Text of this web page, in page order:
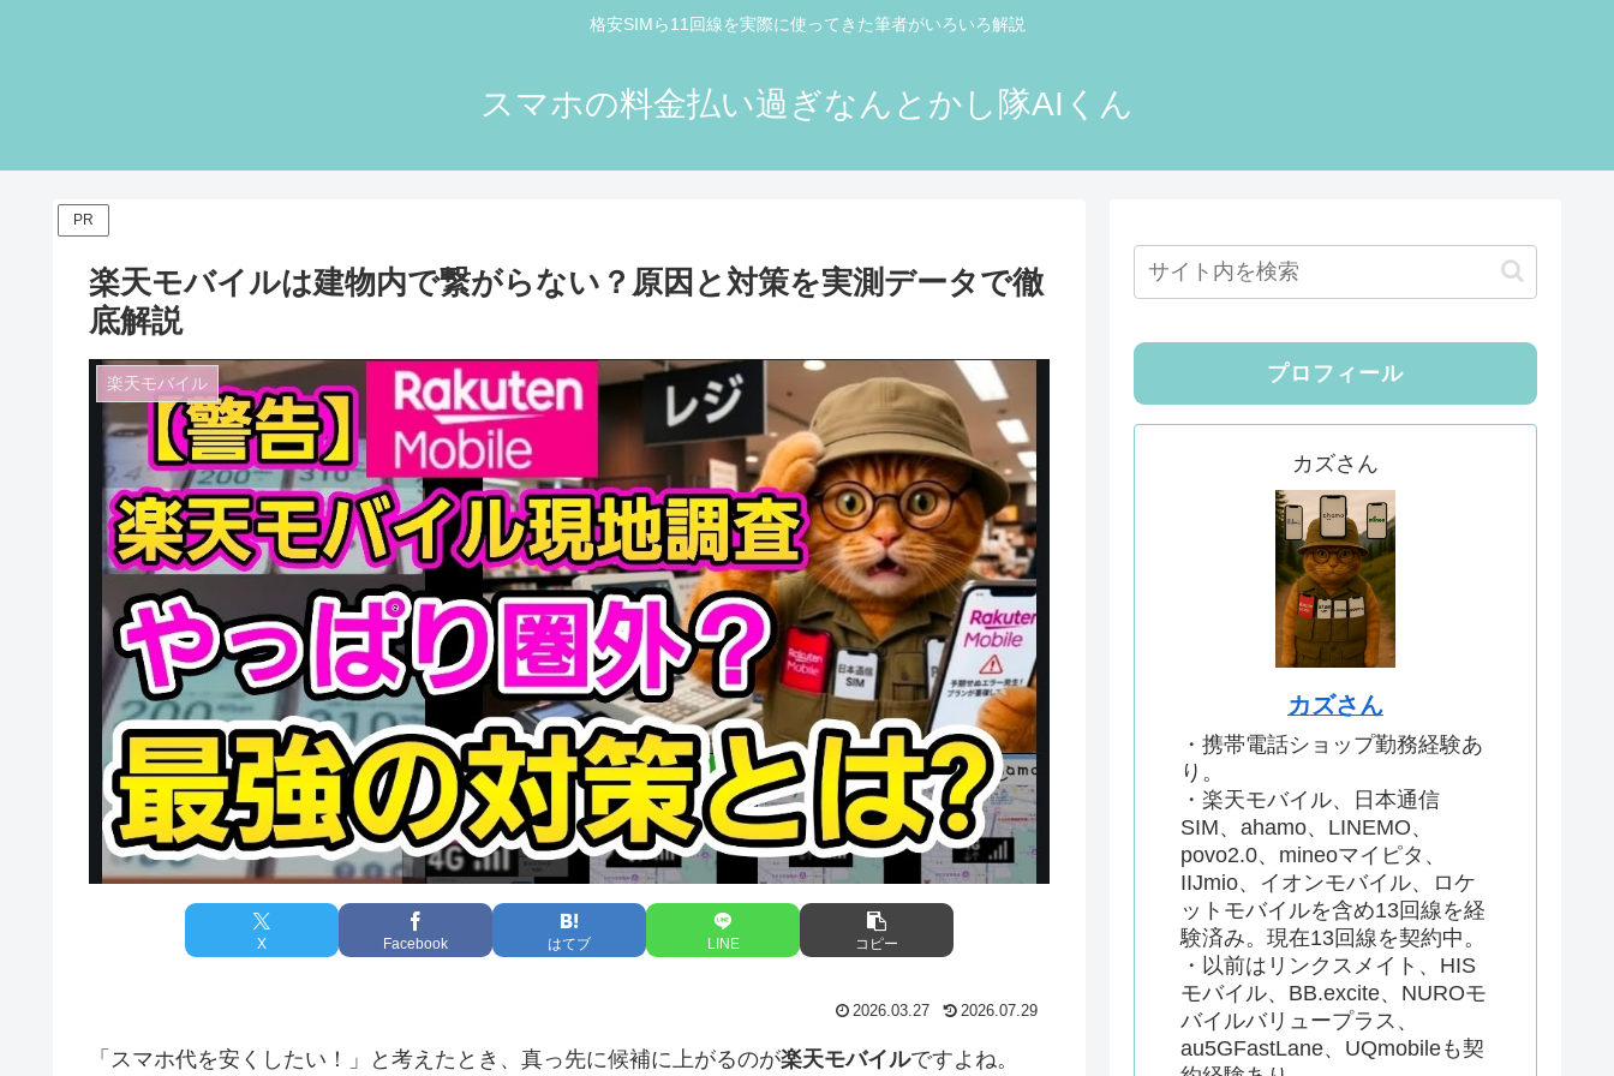
格安SIMら11回線を実際に使ってきた筆者がいろいろ解説
スマホの料金払い過ぎなんとかし隊AIくん
PR
楽天モバイルは建物内で繋がらない？原因と対策を実測データで徹
底解説
楽天モバイル
X Facebook はてブ LINE コピー
2026.03.27 2026.07.29
「スマホ代を安くしたい！」と考えたとき、真っ先に候補に上がるのが楽天モバイルですよね。
プロフィール
カズさん
カズさん
・携帯電話ショップ勤務経験あ
り。
・楽天モバイル、日本通信
SIM、ahamo、LINEMO、
povo2.0、mineoマイピタ、
IIJmio、イオンモバイル、ロケ
ットモバイルを含め13回線を経
験済み。現在13回線を契約中。
・以前はリンクスメイト、HIS
モバイル、BB.excite、NUROモ
バイルバリュープラス、
au5GFastLane、UQmobileも契